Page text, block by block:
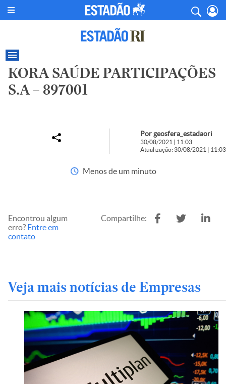
KORA SAÚDE PARTICIPAÇÕES
S.A – 897001
Por geosfera_estadaori
30/08/2021 | 11:03
Atualização: 30/08/2021 | 11:03
Menos de um minuto
Encontrou algum
erro? Entre em
contato
Compartilhe:
Veja mais notícias de Empresas